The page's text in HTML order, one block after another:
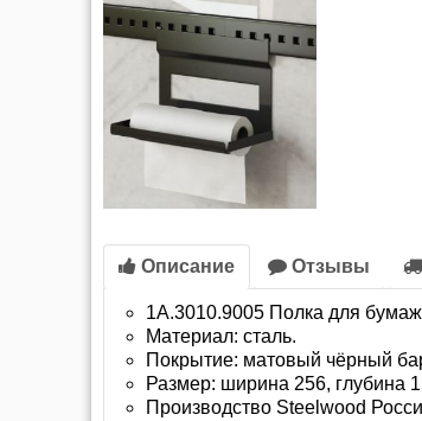
Описание Отзывы
1A.3010.9005 Полка для
Материал: сталь.
Покрытие: матовый чёрный
Размер: ширина 256, глубина
Производство Steelwood